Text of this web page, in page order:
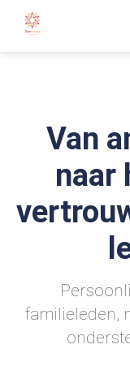
Van
naar
familieleden,